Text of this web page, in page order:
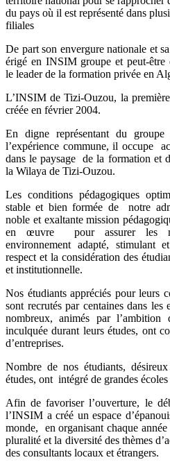
du pays où il est représenté dans
filiales
De part son envergure nationale et
érigé en INSIM groupe et peut-être
le leader de la formation privée en
L’INSIM de Tizi-Ouzou, la
créée en février 2004.
En digne représentant du
l’expérience commune, il occupe
dans le paysage de la formation et
la Wilaya de Tizi-Ouzou.
Les conditions pédagogiques
stable et bien formée de notre
noble et exaltante mission
en œuvre pour assurer les
environnement adapté,
respect et la considération des
et institutionnelle.
Nos étudiants appréciés pour leurs
sont recrutés par centaines dans les
nombreux, animés par l’ambition
inculquée durant leurs études, ont
d’entreprises.
Nombre de nos étudiants,
études, ont intégré de grandes
Afin de favoriser l’ouverture, le
l’INSIM a créé un espace
monde, en organisant chaque
pluralité et la diversité des thèmes
des consultants locaux et étrangers.